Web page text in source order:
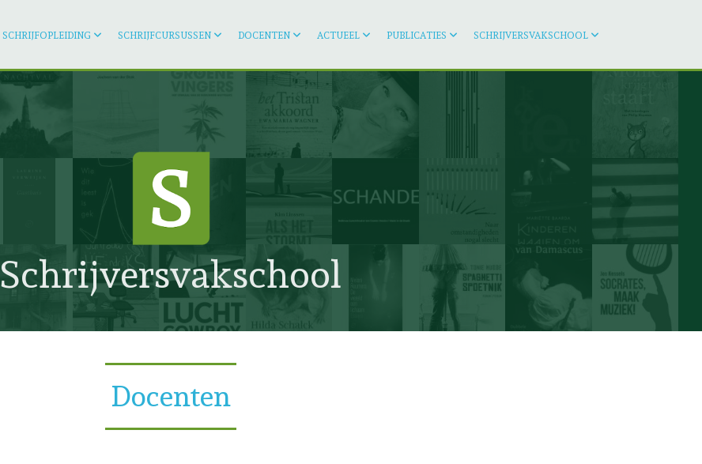
SCHRIJFOPLEIDING SCHRIJFCURSUSSEN DOCENTEN ACTUEEL PUBLICATIES SCHRIJVERSVAKSCHOOL
Schrijversvakschool
Docenten